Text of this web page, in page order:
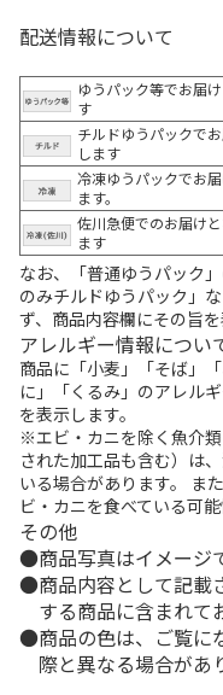
配送情報について
ゆうパック等でお届
す
チルドゆうパックで
します
冷凍ゆうパックでお
ます。
佐川急便でのお届け
ます
なお、「普通ゆうパック
のみチルドゆうパック」
ず、商品内容欄にその旨を
アレルギー情報につい
商品に「小麦」「そば」
に」「くるみ」のアレル
を表示します。
※エビ・カニを除く魚介
された加工品も含む）は
いる場合があります。 ま
ビ・カニを食べている可能
その他
商品写真はイメージ
商品内容として記載
する商品に含まれて
商品の色は、ご覧に
際と異なる場合があ